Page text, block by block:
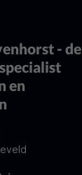
- de
en